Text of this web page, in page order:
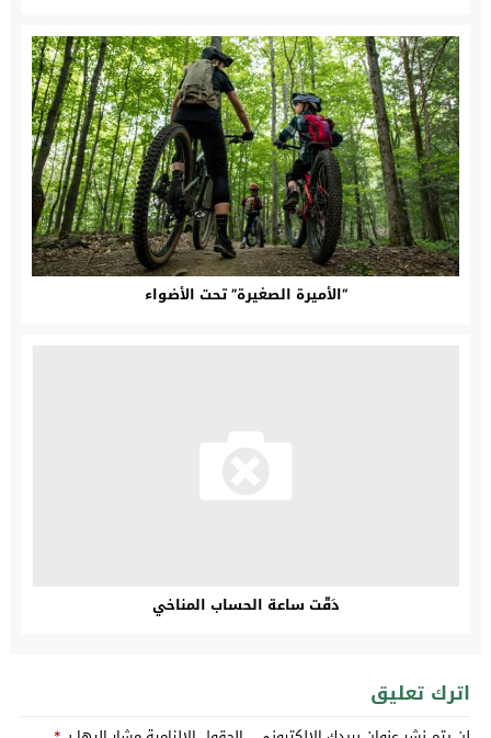
“الأميرة الصغيرة” تحت الأضواء
دَقّت ساعة الحساب المناخي
اترك تعليق